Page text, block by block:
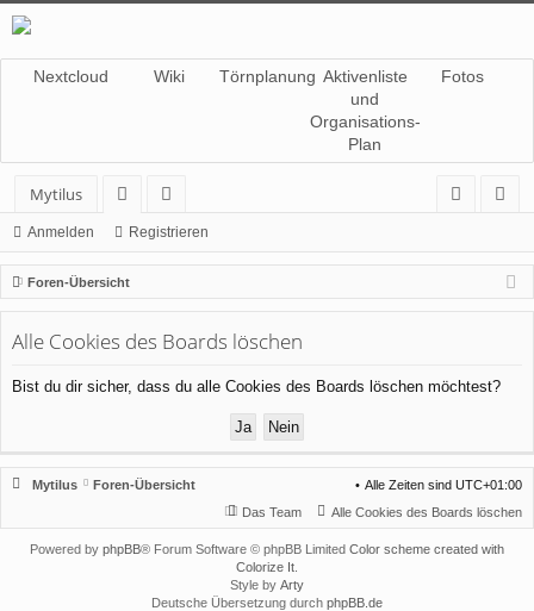
Nextcloud Wiki Törnplanung Aktivenliste
und
Organisations-
Plan
Fotos
Mytilus
or
en
itg
lie
de
m
el
n
ist
rie
n
Anmelden Registrieren
Foren-Übersicht
Alle Cookies des Boards löschen
Bist du dir sicher, dass du alle Cookies des Boards löschen möchtest?
Mytilus Foren-Übersicht Alle Zeiten sind UTC+01:00
Alle Cookies des Boards löschen
Das Team
Powered by phpBB® Forum Software © phpBB Limited Color scheme created with
Colorize It
Style by Arty
Deutsche Übersetzung durch phpBB.de